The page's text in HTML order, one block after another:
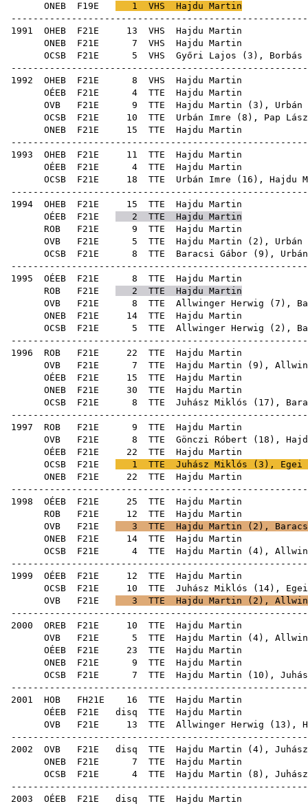
ONEB F19E 1 VHS Hajdu Martin
1991 OHEB F21E 13 VHS
ONEB F21E 7 VHS
OCSB F21E 5 VHS Győri Lajos ( 3 ), Borbás
1992 OHEB F21E 8 VHS
OÉEB F21E 4 TTE
OVB F21E 9 TTE Hajdu Martin ( 3 ), Urbán
OCSB F21E 10 TTE Urbán Imre ( 8 ), Pap
ONEB F21E 15 TTE
1993 OHEB F21E 11 TTE
OÉEB F21E 4 TTE
OCSB F21E 18 TTE Urbán Imre ( 16 ), Hajdu
1994 OHEB F21E 15 TTE
OÉEB F21E 2 TTE Hajdu Martin
ROB F21E 9 TTE
OVB F21E 5 TTE Hajdu Martin ( 2 ), Urbán
OCSB F21E 8 TTE Baracsi Gábor ( 9 ),
1995 OÉEB F21E 8 TTE
ROB F21E 2 TTE Hajdu Martin
OVB F21E 8 TTE Allwinger Herwig ( 7 ),
ONEB F21E 14 TTE
OCSB F21E 5 TTE Allwinger Herwig ( 2 ),
1996 ROB F21E 22 TTE
OVB F21E 7 TTE Hajdu Martin ( 9 ),
OÉEB F21E 15 TTE
ONEB F21E 30 TTE
OCSB F21E 8 TTE Juhász Miklós ( 17 ),
1997 ROB F21E 9 TTE
OVB F21E 8 TTE Gönczi Róbert ( 18 ),
OÉEB F21E 22 TTE
OCSB F21E 1 TTE Juhász Miklós ( 3 ), Egei
ONEB F21E 22 TTE
1998 OÉEB F21E 25 TTE
ROB F21E 12 TTE
OVB F21E 3 TTE Hajdu Martin ( 2 ),
ONEB F21E 14 TTE
OCSB F21E 4 TTE Hajdu Martin ( 4),
1999 OÉEB F21E 12 TTE
OCSB F21E 10 TTE Juhász Miklós ( 14),
OVB F21E 3 TTE Hajdu Martin ( 2 ),
2000 OREB F21E 10 TTE
OVB F21E 5 TTE Hajdu Martin ( 4),
OÉEB F21E 23 TTE
ONEB F21E 9 TTE
OCSB F21E 7 TTE Hajdu Martin ( 10 ),
2001 HOB FH21E 16 TTE
OÉEB F21E disq TTE
OVB F21E 13 TTE Allwinger Herwig ( 13 ),
2002 OVB F21E disq TTE Hajdu Martin ( 4),
ONEB F21E 7 TTE
OCSB F21E 4 TTE Hajdu Martin ( 8 ),
2003 OÉEB F21E disq TTE